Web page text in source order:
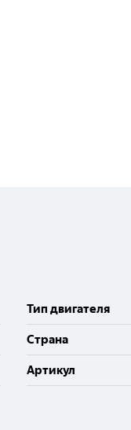
Тип двигателя
Cтрана
Артикул